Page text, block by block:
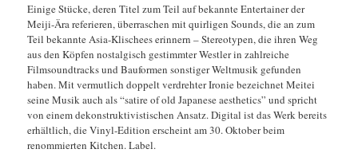
Einige Stücke, deren Titel zum Teil auf bekannte Entertainer der
Meiji-Ära referieren, überraschen mit quirligen Sounds, die an zum
Teil bekannte Asia-Klischees erinnern – Stereotypen, die ihren Weg
aus den Köpfen nostalgisch gestimmter Westler in zahlreiche
Filmsoundtracks und Bauformen sonstiger Weltmusik gefunden
haben. Mit vermutlich doppelt verdrehter Ironie bezeichnet Meitei
seine Musik auch als “satire of old Japanese aesthetics” und spricht
von einem dekonstruktivistischen Ansatz. Digital ist das Werk bereits
erhältlich, die Vinyl-Edition erscheint am 30. Oktober beim
renommierten Kitchen. Label.